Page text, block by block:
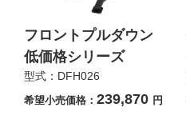
フロントプルダウン
低価格シリーズ
型式：DFH026
希望小売価格： 239,870 円